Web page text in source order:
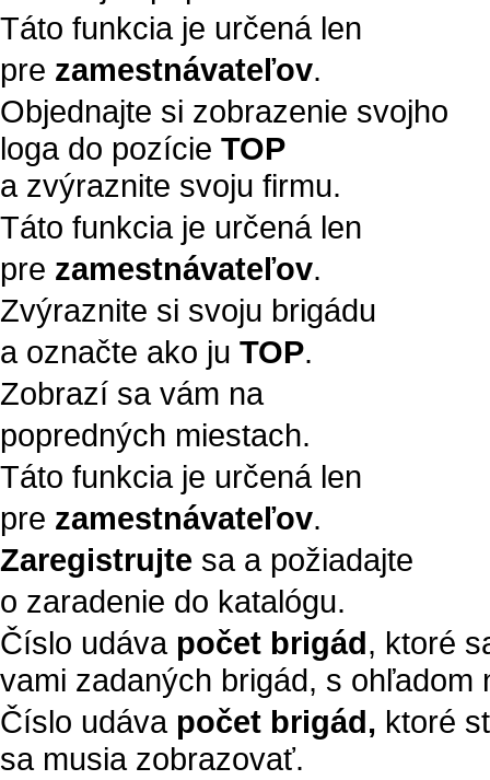
Táto funkcia je určená len
pre zamestnávateľov.
Objednajte si zobrazenie svojho
loga do pozície TOP
a zvýraznite svoju firmu.
Táto funkcia je určená len
pre zamestnávateľov.
Zvýraznite si svoju brigádu
a označte ako ju TOP.
Zobrazí sa vám na
popredných miestach.
Táto funkcia je určená len
pre zamestnávateľov.
Zaregistrujte sa a požiadajte
o zaradenie do katalógu.
Číslo udáva počet brigád, ktoré
vami zadaných brigád, s ohľadom
Číslo udáva počet brigád, ktoré
sa musia zobrazovať.